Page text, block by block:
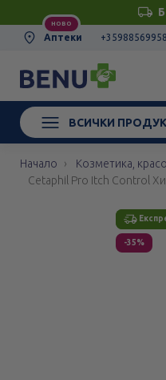
НОВО
Аптеки
ВСИЧКИ
Начало Козметика,
Cetaphil Pro Itch Control
Етикети
-35%